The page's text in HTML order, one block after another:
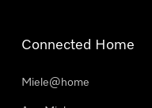
Connected Home
Miele@home